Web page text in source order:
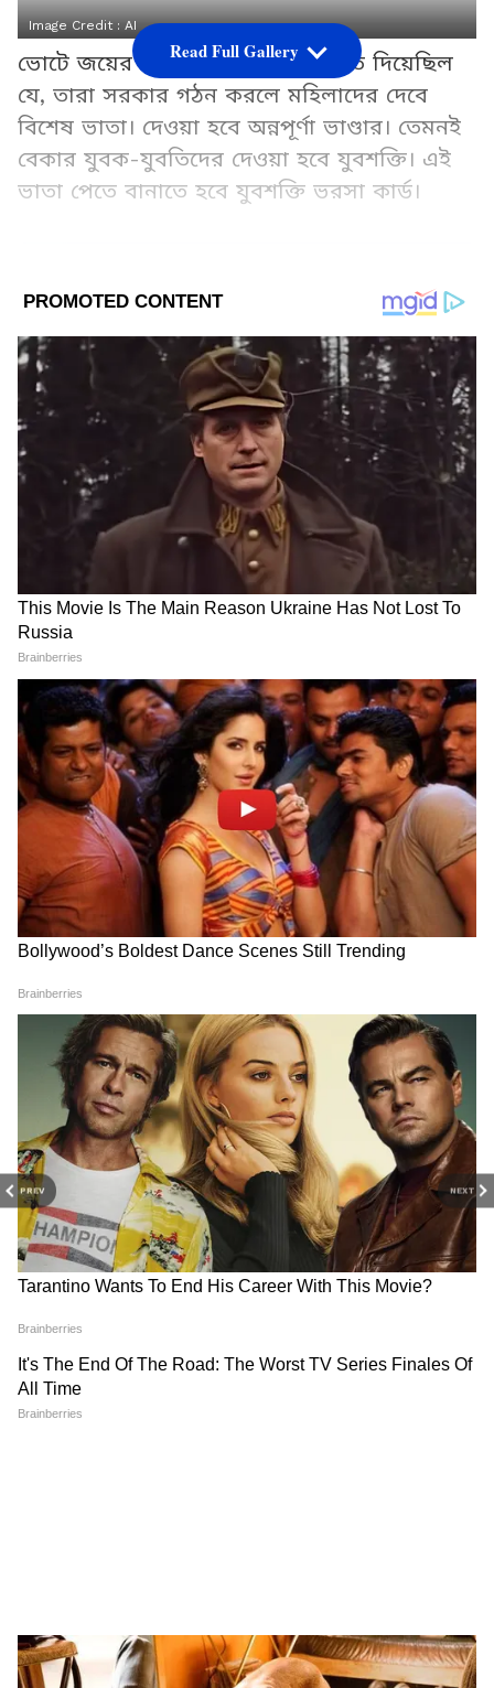
PREV NEXT
Image Credit : AI
ভোটে জয়ের আগেই বিজেপি প্রতিশ্রুতি দিয়েছিল
যে, তারা সরকার গঠন করলে মহিলাদের দেবে
বিশেষ ভাতা। দেওয়া হবে অন্নপূর্ণা ভাণ্ডার। তেমনই
বেকার যুবক-যুবতিদের দেওয়া হবে যুবশক্তি। এই
ভাতা পেতে বানাতে হবে যুবশক্তি ভরসা কার্ড।
2
7
সদ্য বিজেপি সরকারের পক্ষ থেকে জানানো হয়েছে
১ জুন থেকে মিলবে ভাতা। রাজ্যবাসী তাঁদের ব্যাঙ্ক
অ্যাকাউন্টে পেয়ে যাবেন এই সরল ভাতা।
Related Articles
ভাতা বৃদ্ধি থেকে চিংড়িঘাটা মেট্রোর কাজ শুরু - এই
সাত দিনে কী কী অ্যাকশন নিল বিজেপি
বৈঠকে মহার্ঘ ভাতা নিয়ে চূড়ান্ত সিদ্ধান্ত শুভেন্দুর?
3
7
এদিকে এতদিন মমতা সরকারের আমলে রাজ্য়ে
চালু করেছিল লক্ষ্মীর ভাণ্ডার, বার্ধক্য ভাতা, বিধবা
Read Full Gallery